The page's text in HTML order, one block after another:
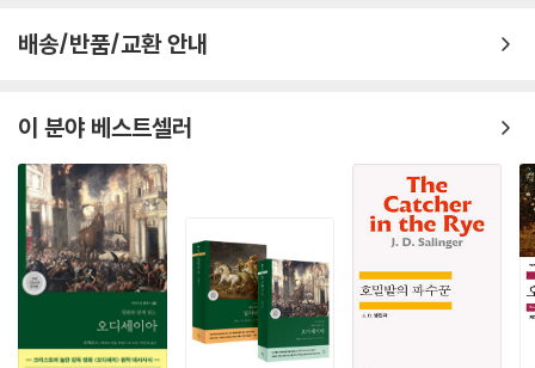
---「폭풍의 언덕」중에서
으로 뛰어들라고 가르쳐야 한다는 뜻이 아닙니다. 또 유혹을 극복함으로써
제 말은 적의 무장을 해제시키고 약화시키기보다는 우리의 영웅을 무장시
키고 강하게 만드는 편이 더 낫다는 겁니다. 참나무 묘목을 온실에서 밤낮
으로 보살피고 바람 한 점 맞지 않게끔 보호해가며 기른다면, 그 묘목이 산
비탈에서 온갖 비바람, 심지어 폭풍을 견디며 자란 나무처럼 튼튼하게 자
라나리라 기대할 수는 없을 겁니다.”
“인정합니다. 하지만 마컴 씨, 여자아이에게도 같은 논리를 적용하시겠어
요?”
와일드펠 홀의 세입자The Tenant of Wildfell Hall(1848년)
***
아름답고 신비로운 과부 헬렌이 어린 아들과 함께 외딴 저택 와일드펠 홀
에 정착하면서 주민들의 호기심을 불러일으킨다. 헬렌은 과거를 철저히 숨
기고 이웃들도 멀리하며 살아가지만, 젊은 농장주 길버트 마컴과는 서로
호감을 느끼고 서서히 친분을 쌓아간다. 한편 오지랖 넓고 수다스러운 마
을 사람들에 의해 헬렌을 둘러싼 낯뜨거운 스캔들이 폭로되고 마는데…….
헬렌은 왜 다 스러져가는 외딴 저택에 숨어 사는 걸까, 그녀가 지키려 하는
비밀은 무엇인가.
배송/반품/교환 안내
이 분야 베스트셀러